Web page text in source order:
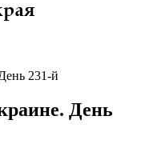
231-й
День